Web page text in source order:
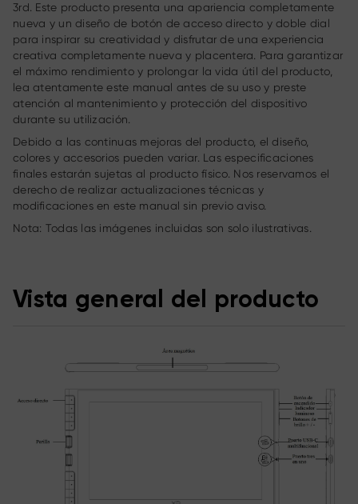
3rd. Este producto presenta una apariencia completamente
nueva y un diseño de botón de acceso directo y doble dial
para inspirar su creatividad y disfrutar de una experiencia
creativa completamente nueva y placentera. Para garantizar
el máximo rendimiento y prolongar la vida útil del producto,
lea atentamente este manual antes de su uso y preste
atención al mantenimiento y protección del dispositivo
durante su utilización.
Debido a las continuas mejoras del producto, el diseño,
colores y accesorios pueden variar. Las especificaciones
finales estarán sujetas al producto físico. Nos reservamos el
derecho de realizar actualizaciones técnicas y
modificaciones en este manual sin previo aviso.
Nota: Todas las imágenes incluidas son solo ilustrativas.
Vista general del producto